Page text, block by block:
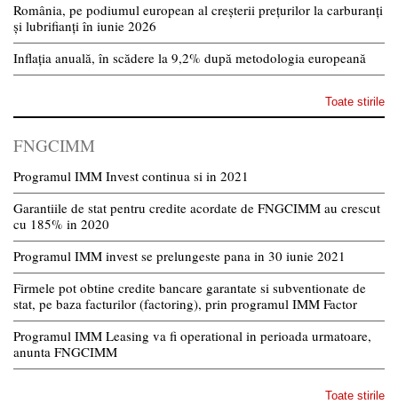
România, pe podiumul european al creșterii prețurilor la carburanți
și lubrifianți în iunie 2026
Inflația anuală, în scădere la 9,2% după metodologia europeană
Toate stirile
FNGCIMM
Programul IMM Invest continua si in 2021
Garantiile de stat pentru credite acordate de FNGCIMM au crescut
cu 185% in 2020
Programul IMM invest se prelungeste pana in 30 iunie 2021
Firmele pot obtine credite bancare garantate si subventionate de
stat, pe baza facturilor (factoring), prin programul IMM Factor
Programul IMM Leasing va fi operational in perioada urmatoare,
anunta FNGCIMM
Toate stirile